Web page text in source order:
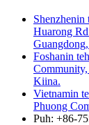
Huarong
Foshanin
Kiina.
Vietnamin
Phuong
Puh: +86-